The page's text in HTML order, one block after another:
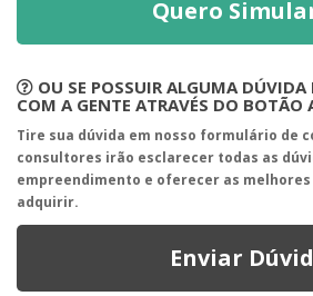
Quero
OU SE POSSUIR ALGUMA
COM A GENTE ATRAVÉS DO BOTÃO
Tire sua dúvida em nosso formulário de
consultores irão esclarecer todas as
empreendimento e oferecer as
adquirir.
Enviar